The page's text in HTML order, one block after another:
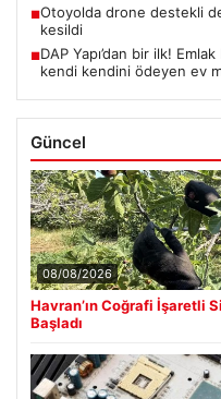
■Otoyolda drone destekli
kesildi
■DAP Yapı’dan bir ilk!
kendi kendini ödeyen ev
Güncel
08/08/2026
Havran’ın Coğrafi İşaretli
Başladı